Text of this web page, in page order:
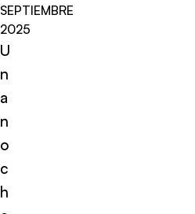
SEPTIEMBRE
2025
U
n
a
n
o
c
h